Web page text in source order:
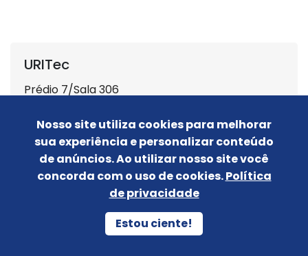
URITec
Prédio 7/Sala 306
Nosso site utiliza cookies para melhorar
sua experiência e personalizar conteúdo
de anúncios. Ao utilizar nosso site você
concorda com o uso de cookies.Política
de privacidade
Estou ciente!